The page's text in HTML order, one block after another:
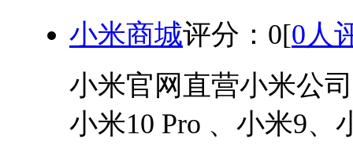
小米商城评分： 0[0人
小米官网直营小米公
小米10 Pro 、小米9、